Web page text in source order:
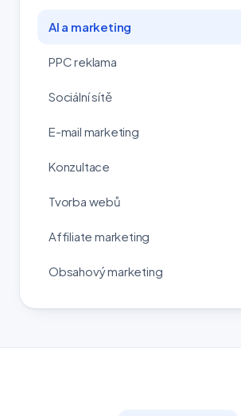
AI a marketing
PPC reklama
Sociální sítě
E-mail marketing
Konzultace
Tvorba webů
Affiliate marketing
Obsahový marketing